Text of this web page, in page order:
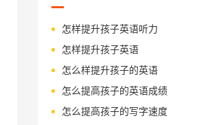
怎样提升孩子英语听力
怎样提升孩子英语
怎么样提升孩子的英语
怎么提高孩子的英语成绩
怎么提高孩子的写字速度